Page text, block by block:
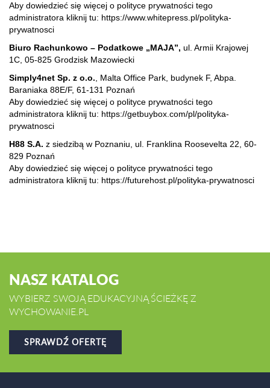
Aby dowiedzieć się więcej o polityce prywatności tego
administratora kliknij tu: https://www.whitepress.pl/polityka-
prywatnosci
Biuro Rachunkowo – Podatkowe „MAJA”, ul. Armii Krajowej
1C, 05-825 Grodzisk Mazowiecki
Simply4net Sp. z o.o. , Malta Office Park, budynek F, Abpa.
Baraniaka 88E/F, 61-131 Poznań
Aby dowiedzieć się więcej o polityce prywatności tego
administratora kliknij tu: https://getbuybox.com/pl/polityka-
prywatnosci
H88 S.A. z siedzibą w Poznaniu, ul. Franklina Roosevelta 22, 60-
829 Poznań
Aby dowiedzieć się więcej o polityce prywatności tego
administratora kliknij tu: https://futurehost.pl/polityka-prywatnosci
NASZ KATALOG
WYBIERZ SWOJĄ EDUKACYJNĄ ŚCIEŻKĘ Z
WYCHOWANIE.PL
SPRAWDŹ OFERTĘ